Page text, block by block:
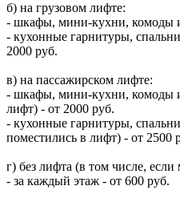
б) на грузовом лифте:
- шкафы, мини-кухни, комоды
- кухонные гарнитуры,
2000 руб.
в) на пассажирском лифте:
- шкафы, мини-кухни, комоды
лифт) - от 2000 руб.
- кухонные гарнитуры,
поместились в лифт) - от 2500
г) без лифта (в том числе,
- за каждый этаж - от 600 руб.